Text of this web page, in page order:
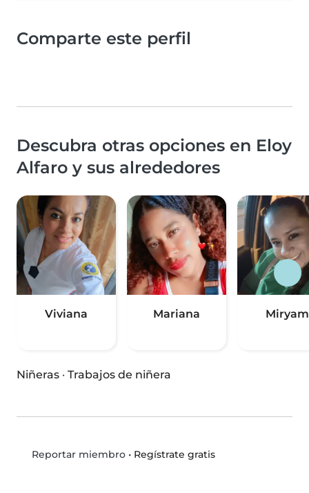
Comparte este perfil
Descubra otras opciones en Eloy
Alfaro y sus alrededores
Viviana Mariana Miryam
Niñeras · Trabajos de niñera
Reportar miembro• Regístrate gratis